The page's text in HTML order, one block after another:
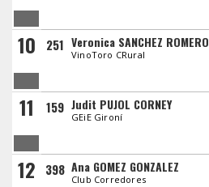
10 251 Veronica SANCHEZ ROMERO
VinoToro CRural
11 159 Judit PUJOL CORNEY
GEiE Gironí
12 398 Ana GOMEZ GONZALEZ
Club Corredores